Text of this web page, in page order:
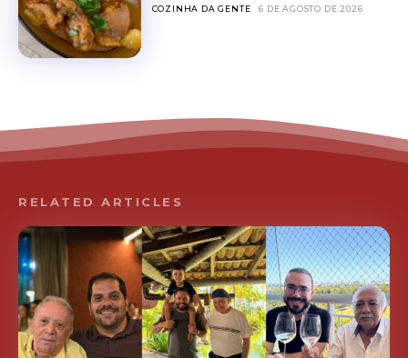
COZINHA DA GENTE 6 DE AGOSTO DE 2026
RELATED ARTICLES